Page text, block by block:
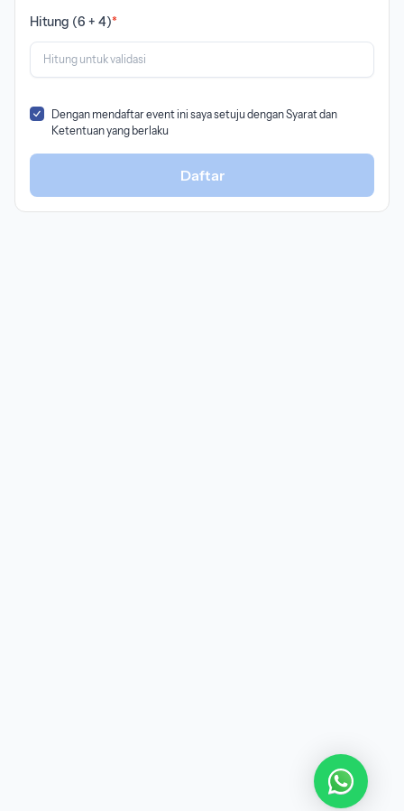
Hitung (6 + 4)*
Dengan mendaftar event ini saya setuju dengan Syarat dan
Ketentuan yang berlaku
Daftar